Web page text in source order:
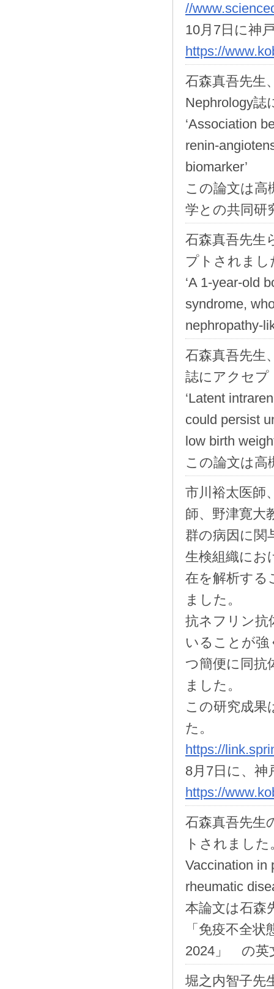
//
10月7日に神
https://
石森真吾先生
Nephrology誌
‘Association
renin-
biomarker’
この論文は高
学との共同研
石森真吾先生
プトされまし
‘A 1-year-old
syndrome,
nephropathy-
石森真吾先生
誌にアクセプ
‘Latent
could persist
low birth
この論文は高
市川裕太医師
師、野津寛大
群の病因に関
生検組織にお
在を解析する
ました。
抗ネフリン抗
いることが強
つ簡便に同抗
ました。
この研究成果
た。
https://
8月7日に、
https://
石森真吾先生
トされまし
Vaccination in
rheumatic
本論文は石
「免疫不全
2024」 の英
堀之内智子先